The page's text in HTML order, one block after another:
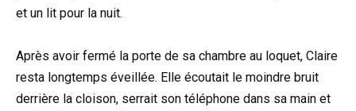
et un lit pour la nuit.
Après avoir fermé la porte de sa chambre au loquet, Claire
resta longtemps éveillée. Elle écoutait le moindre bruit
derrière la cloison, serrait son téléphone dans sa main et